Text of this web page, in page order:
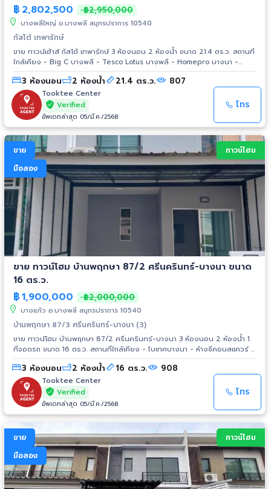
฿ 2,802,500 ฿2,950,000
บางพลีใหญ่ อ.บางพลี สมุทรปราการ 10540
กัสโต้ เทพารักษ์
ขาย ทาวน์เฮ้าส์ กัสโต้ เทพารักษ์ 3 ห้องนอน 2 ห้องน้ำ ขนาด 21.4 ตร.ว. สถานที่
ใกล้เคียง - Big C บางพลี - Tesco Lotus บางพลี - Homepro บางนา -
Tops Supermarket - Mega Bangna - Big C ศรีนครินทร์ - Central
บางนา - โรงพยาบาลบางนา 5 - โรงพยาบาลบางพลี
3 ห้องนอน 2 ห้องน้ำ 21.4 ตร.ว. 807
Tooktee Center
Verified
อัพเดทล่าสุด 05/มี.ค./2568
โทร
ขาย
มือสอง
ทาวน์โฮม
ขาย ทาวน์โฮม บ้านพฤกษา 87/2 ศรีนครินทร์-บางนา ขนาด
16 ตร.ว.
฿1,900,000 ฿2,000,000
บางแก้ว อ.บางพลี สมุทรปราการ 10540
บ้านพฤกษา 87/3 ศรีนครินทร์-บางนา (3)
ขาย ทาวน์โฮม บ้านพฤกษา 87/2 ศรีนครินทร์-บางนา 3 ห้องนอน 2 ห้องน้ำ 1
ที่จอดรถ ขนาด 16 ตร.ว. สถานที่ใกล้เคียง - ไบเทคบางนา - ห้างซีคอนสแควร์ -
พาราไดซ์พาร์ค - เซ็นทรัลบางนา - Mega บางนา - สนามบินสุวรรณภูมิ
3 ห้องนอน 2 ห้องน้ำ 16 ตร.ว. 908
Tooktee Center
Verified
อัพเดทล่าสุด 05/มี.ค./2568
โทร
ขาย
มือสอง
ทาวน์โฮม